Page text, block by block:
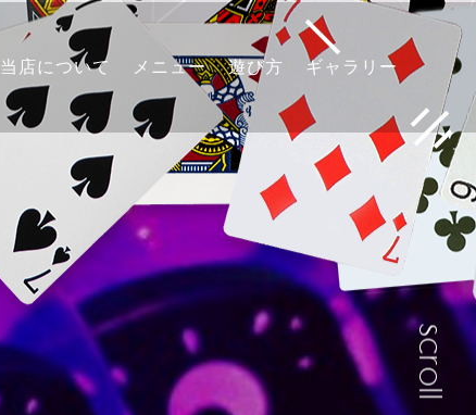
当店について メニュー 遊び方 ギャラリー
scroll